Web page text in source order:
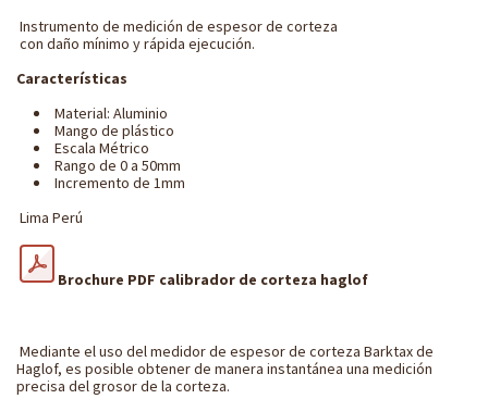
Instrumento de medición de espesor de corteza
con daño mínimo y rápida ejecución.
Características
Material: Aluminio
Mango de plástico
Escala Métrico
Rango de 0 a 50mm
Incremento de 1mm
Lima Perú
Brochure PDF calibrador de corteza haglof
Mediante el uso del medidor de espesor de corteza Barktax de
Haglof, es posible obtener de manera instantánea una medición
precisa del grosor de la corteza.